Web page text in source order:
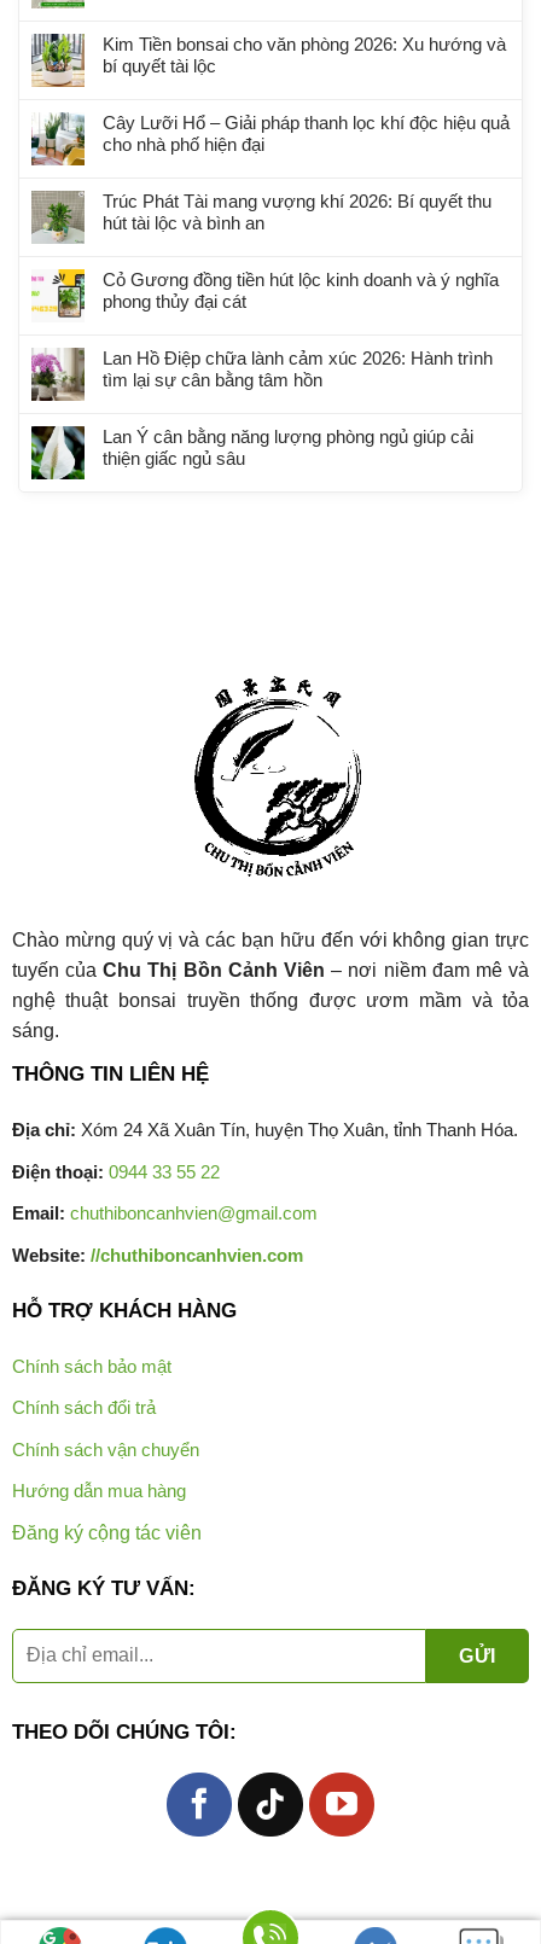
Kim Tiền bonsai cho văn phòng 2026: Xu hướng và
bí quyết tài lộc
Cây Lưỡi Hổ – Giải pháp thanh lọc khí độc hiệu quả
cho nhà phố hiện đại
Trúc Phát Tài mang vượng khí 2026: Bí quyết thu
hút tài lộc và bình an
Cỏ Gương đồng tiền hút lộc kinh doanh và ý nghĩa
phong thủy đại cát
Lan Hồ Điệp chữa lành cảm xúc 2026: Hành trình
tìm lại sự cân bằng tâm hồn
Lan Ý cân bằng năng lượng phòng ngủ giúp cải
thiện giấc ngủ sâu
Chào mừng quý vị và các bạn hữu đến với không gian trực
tuyến củaChu Thị Bồn Cảnh Viên – nơi niềm đam mê và
nghệ thuật bonsai truyền thống được ươm mầm và tỏa
sáng.
THÔNG TIN LIÊN HỆ
Địa chỉ: Xóm 24 Xã Xuân Tín, huyện Thọ Xuân, tỉnh Thanh Hóa.
Điện thoại: 0944 33 55 22
Email: chuthiboncanhvien@gmail.com
Website: //chuthiboncanhvien.com
HỖ TRỢ KHÁCH HÀNG
Chính sách bảo mật
Chính sách đổi trả
Chính sách vận chuyển
Hướng dẫn mua hàng
Đăng ký cộng tác viên
ĐĂNG KÝ TƯ VẤN:
THEO DÕI CHÚNG TÔI: